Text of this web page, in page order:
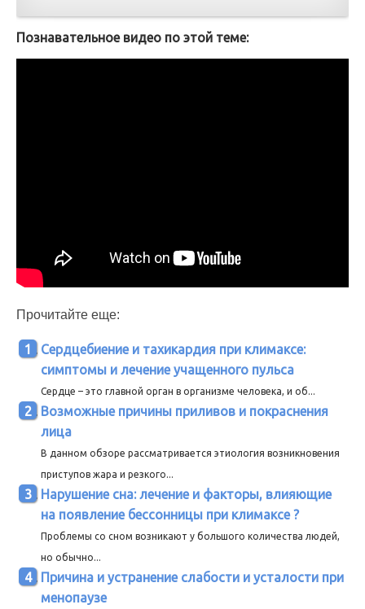
Познавательное видео по этой теме:
Прочитайте еще:
Сердцебиение и тахикардия при климаксе:
симптомы и лечение учащенного пульса
Сердце – это главной орган в организме человека, и об...
Возможные причины приливов и покраснения
лица
В данном обзоре рассматривается этиология возникновения
приступов жара и резкого...
Нарушение сна: лечение и факторы, влияющие
на появление бессонницы при климаксе ?
Проблемы со сном возникают у большого количества людей,
но обычно...
Причина и устранение слабости и усталости при
менопаузе